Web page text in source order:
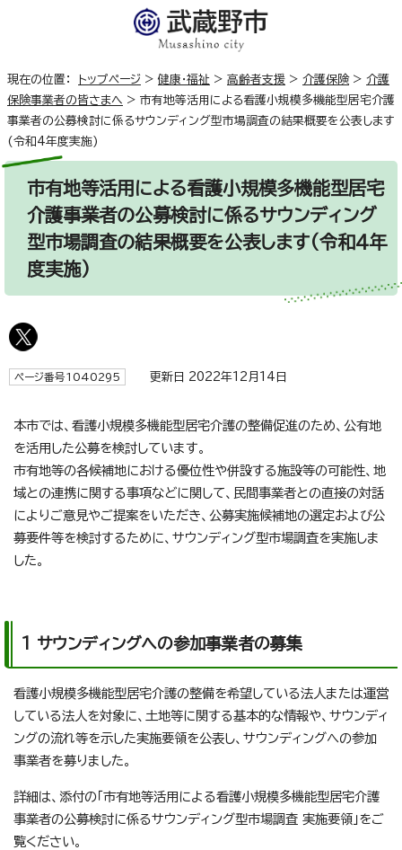
現在の位置： トップページ > 健康・福祉 > 高齢者支援 > 介護保険> 介護
保険事業者の皆さまへ > 市有地等活用による看護小規模多機能型居宅介護
事業者の公募検討に係るサウンディング型市場調査の結果概要を公表します
(令和4年度実施)
市有地等活用による看護小規模多機能型居宅
介護事業者の公募検討に係るサウンディング
型市場調査の結果概要を公表します(令和4年
度実施)
ページ番号1040295 更新日 2022年12月14日
本市では、看護小規模多機能型居宅介護の整備促進のため、公有地
を活用した公募を検討しています。
市有地等の各候補地における優位性や併設する施設等の可能性、地
域との連携に関する事項などに関して、民間事業者との直接の対話
によりご意見やご提案をいただき、公募実施候補地の選定および公
募要件等を検討するために、サウンディング型市場調査を実施しま
した。
1 サウンディングへの参加事業者の募集
看護小規模多機能型居宅介護の整備を希望している法人または運営
している法人を対象に、土地等に関する基本的な情報や、サウンディ
ングの流れ等を示した実施要領を公表し、サウンディングへの参加
事業者を募りました。
詳細は、添付の「市有地等活用による看護小規模多機能型居宅介護
事業者の公募検討に係るサウンディング型市場調査 実施要領」をご
覧ください。